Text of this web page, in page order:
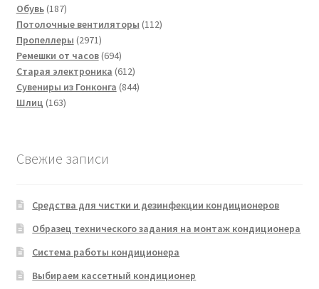
Обувь 187187
товаров
Потолочные вентиляторы 112112
Пропеллеры 29712971
товар
Ремешки от часов 694694
товара
Старая электроника 612612
товаров
Сувениры из Гонконга 844844
Шлиц 163163
Свежие записи
Средства для чистки и дезинфекции кондиционеров
Образец технического задания на монтаж кондиционера
Система работы кондиционера
Выбираем кассетный кондиционер